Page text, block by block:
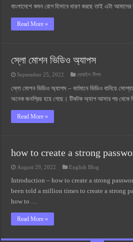
বাংলাদেশে কমন রোগ হিসাবে ধারণ করছে তাই এটা
Read More »
স্লো মোশন ভিডিও অ্যাপস
September 25, 2022 মোবাইল টিপস
স্লো মোশন ভিডিও অ্যাপস – বর্তমানে ভিডিও বানিয়ে
অনেক জনপ্রিয় হয়ে গেছে। টিকটক অ্যাপ আসার পর থেকে
Read More »
how to create a strong
August 29, 2022 English Blog
Introduction – how to create a strong
been told a million times to create a strong
how to …
Read More »